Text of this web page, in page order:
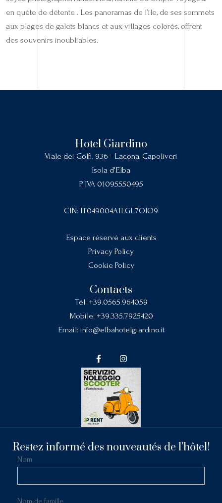
en quête de détente . Les panoramas de l’île, de ses sommets
aux plages de galets blancs et aux villages colorés, offrent
des souvenirs inoubliables.
Hotel Giardino
Viale dei Golfi, 936 - Lacona, Capoliveri
Isola d'Elba
P. IVA 01095550495
CIN: IT049004A1LGL7OIO9
Espace réservé aux clients
Privacy Policy
Cookie Policy
Contacts
Tél: +39.0565.964059
Mobile: +39.335.7925420
Email: info@elbahotelgiardino.it
Restez informé des nouveautés de l’hôtel!
Nom
Nom de famille